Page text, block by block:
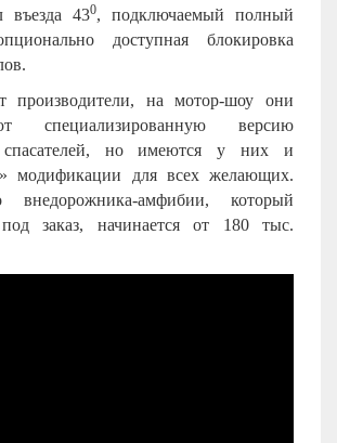
въезда 430, подключаемый полный
доступная блокировка
производители, на мотор-шоу они
специализированную версию
но имеются у них и
модификации для всех желающих.
внедорожника-амфибии, который
под заказ, начинается от 180 тыс.